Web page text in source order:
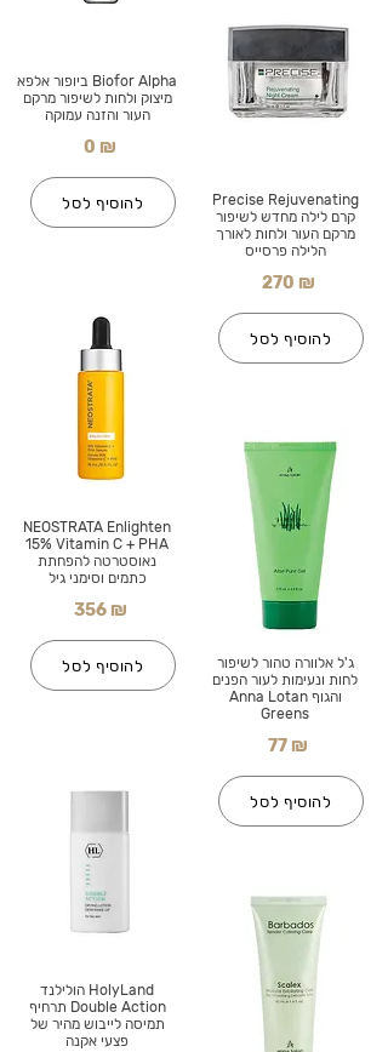
Biofor Alpha ביופור אלפא
מיצוק ולחות לשיפור מרקם
העור והזנה עמוקה
0 ₪
להוסיף לסל
NEOSTRATA Enlighten
15% Vitamin C + PHA
נאוסטרטה להפחתת
כתמים וסימני גיל
356 ₪
להוסיף לסל
HolyLand הולילנד
Double Action תרחיף
תמיסה לייבוש מהיר של
פצעי אקנה
Precise Rejuvenating
קרם לילה מחדש לשיפור
מרקם העור ולחות לאורך
הלילה פרסייס
270 ₪
להוסיף לסל
ג'ל אלוורה טהור לשיפור
לחות ונעימות לעור הפנים
והגוף Anna Lotan
Greens
77 ₪
להוסיף לסל